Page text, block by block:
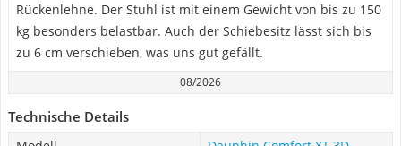
Rückenlehne. Der Stuhl ist mit einem Gewicht von bis zu 150
kg besonders belastbar. Auch der Schiebesitz lässt sich bis
zu 6 cm verschieben, was uns gut gefällt.
08/2026
Technische Details